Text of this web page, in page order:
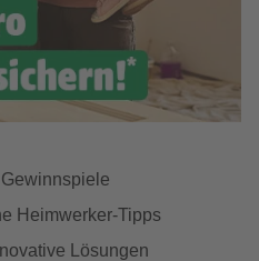
Heimwerker-Tipps
Lösungen